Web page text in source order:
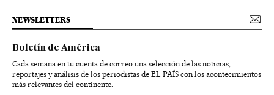
NEWSLETTERS
Boletín de América
Cada semana en tu cuenta de correo una selección de las noticias,
reportajes y análisis de los periodistas de EL PAÍS con los acontecimientos
más relevantes del continente.